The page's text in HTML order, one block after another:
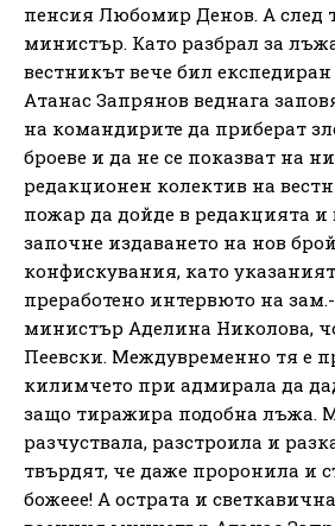
пенсия Любомир Денов. А след
министър. Като разбрал за
вестникът вече бил
Атанас Запрянов веднага
на командирите да приберат
броеве и да не се показват на
редакционен колектив на
пожар да дойде в редакцията и
започне издаването на нов
конфискувания, като
преработено интервюто на
министър Аделина Николова,
Пеевски. Междувременно тя е
килимчето при адмирала да
защо тиражира подобна лъжа.
разчуствала, разстроила и
твърдят, че даже проронила и
божеее! А острата и